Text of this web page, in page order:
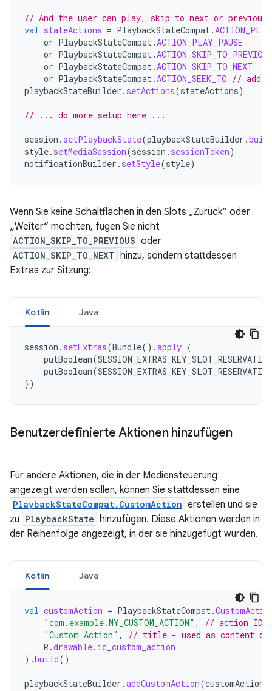
// And the user can play, skip to next or previous,
val stateActions = PlaybackStateCompat.ACTION_PLAY
or PlaybackStateCompat.ACTION_PLAY_PAUSE
or PlaybackStateCompat.ACTION_SKIP_TO_PREVIOUS
or PlaybackStateCompat.ACTION_SKIP_TO_NEXT
or PlaybackStateCompat.ACTION_SEEK_TO //
playbackStateBuilder . setActions(stateActions)
// ... do more setup here ...
session . setPlaybackState(playbackStateBuilder .
style. setMediaSession(session . sessionToken)
notificationBuilder . setStyle(style)
Wenn Sie keine Schaltflächen in den Slots „Zurück“ oder
„Weiter“ möchten, fügen Sie nicht
ACTION_SKIP_TO_PREVIOUS oder
ACTION_SKIP_TO_NEXT hinzu, sondern stattdessen
Extras zur Sitzung:
Kotlin Java
session . setExtras(Bundle().apply {
putBoolean(
putBoolean(
})
Benutzerdefinierte Aktionen hinzufügen
Für andere Aktionen, die in der Mediensteuerung
angezeigt werden sollen, können Sie stattdessen eine
PlaybackStateCompat.CustomAction erstellen und sie
zu PlaybackState hinzufügen. Diese Aktionen werden in
der Reihenfolge angezeigt, in der sie hinzugefügt wurden.
Kotlin Java
val customAction = PlaybackStateCompat.
"com.example.MY_CUSTOM_ACTION" ,
// action ID
"Custom Action" ,
// title - used as content
R .drawable. ic_custom_action
).build()
playbackStateBuilder .addCustomAction(customAction